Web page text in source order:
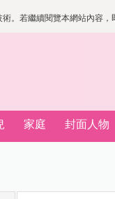
。若繼續閱覽本網站內容
家庭 封面人物